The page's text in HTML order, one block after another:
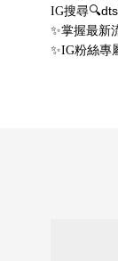
IG搜尋
✨掌握最新
✨IG粉絲專